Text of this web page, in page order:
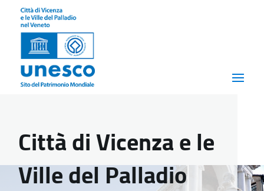
Città di Vicenza e le
Ville del Palladio